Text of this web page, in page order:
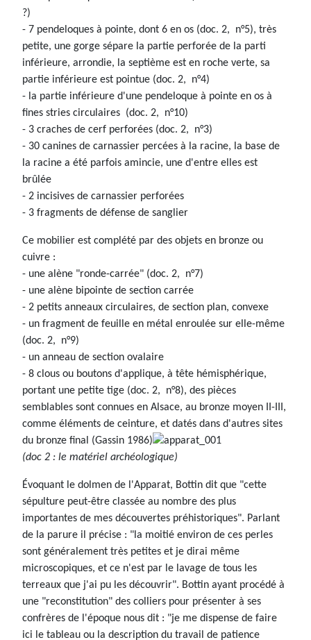
?)
- 7 pendeloques à pointe, dont 6 en os (doc. 2, n°5), très
petite, une gorge sépare la partie perforée de la parti
inférieure, arrondie, la septième est en roche verte, sa
partie inférieure est pointue (doc. 2, n°4)
- la partie inférieure d'une pendeloque à pointe en os à
fines stries circulaires (doc. 2, n°10)
- 3 craches de cerf perforées (doc. 2, n°3)
- 30 canines de carnassier percées à la racine, la base de
la racine a été parfois amincie, une d'entre elles est
brûlée
- 2 incisives de carnassier perforées
- 3 fragments de défense de sanglier
Ce mobilier est complété par des objets en bronze ou
cuivre :
- une alène "ronde-carrée" (doc. 2, n°7)
- une alène bipointe de section carrée
- 2 petits anneaux circulaires, de section plan, convexe
- un fragment de feuille en métal enroulée sur elle-même
(doc. 2, n°9)
- un anneau de section ovalaire
- 8 clous ou boutons d'applique, à tête hémisphérique,
portant une petite tige (doc. 2, n°8), des pièces
semblables sont connues en Alsace, au bronze moyen II-III,
comme éléments de ceinture, et datés dans d'autres sites
du bronze final (Gassin 1986)
(doc 2 : le matériel archéologique)
Évoquant le dolmen de l'Apparat, Bottin dit que "cette
sépulture peut-être classée au nombre des plus
importantes de mes découvertes préhistoriques". Parlant
de la parure il précise : "la moitié environ de ces perles
sont généralement très petites et je dirai même
microscopiques, et ce n'est par le lavage de tous les
terreaux que j'ai pu les découvrir". Bottin ayant procédé à
une "reconstitution" des colliers pour présenter à ses
confrères de l'époque nous dit : "je me dispense de faire
ici le tableau ou la description du travail de patience